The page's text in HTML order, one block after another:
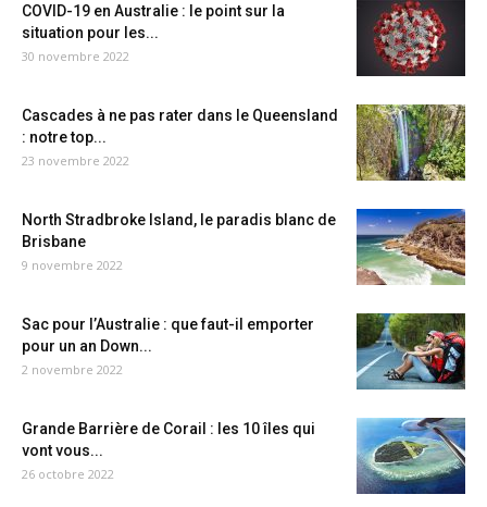
COVID-19 en Australie : le point sur la
situation pour les...
30 novembre 2022
Cascades à ne pas rater dans le Queensland
: notre top...
23 novembre 2022
North Stradbroke Island, le paradis blanc de
Brisbane
9 novembre 2022
Sac pour l’Australie : que faut-il emporter
pour un an Down...
2 novembre 2022
Grande Barrière de Corail : les 10 îles qui
vont vous...
26 octobre 2022